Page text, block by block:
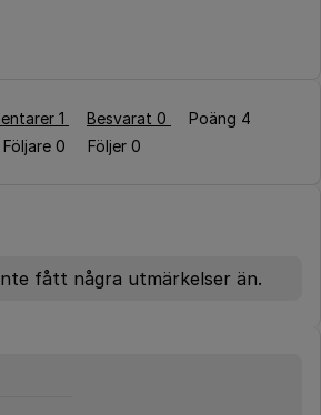
1 Besvarat 0
Poäng 4
Följare 0 Följer 0
fått några utmärkelser än.